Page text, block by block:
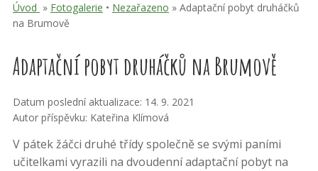
Úvod » Fotogalerie • Nezařazeno » Adaptační pobyt druháčků
na Brumově
Adaptační pobyt druháčků na Brumově
Datum poslední aktualizace: 14. 9. 2021
Autor příspěvku: Kateřina Klímová
V pátek žáčci druhé třídyspolečně se svými paními
učitelkami vyrazili na dvoudenní adaptační pobyt na